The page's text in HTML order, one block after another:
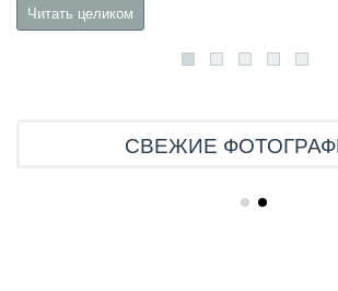
Читать целиком
СВЕЖИЕ